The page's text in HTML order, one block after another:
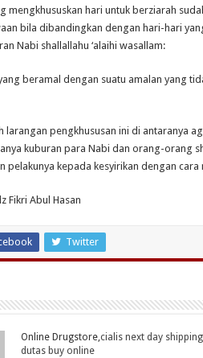
mengkhususkan hari untuk berziarah
bila dibandingkan dengan hari-hari
Nabi shallallahu ‘alaihi wasallam:
beramal dengan suatu amalan yang
larangan pengkhususan ini di antaranya
kuburan para Nabi dan orang-orang
pelakunya kepada kesyirikan dengan
Fikri Abul Hasan
Twitter
Online Drugstore,cialis next day shipping
dutas buy online